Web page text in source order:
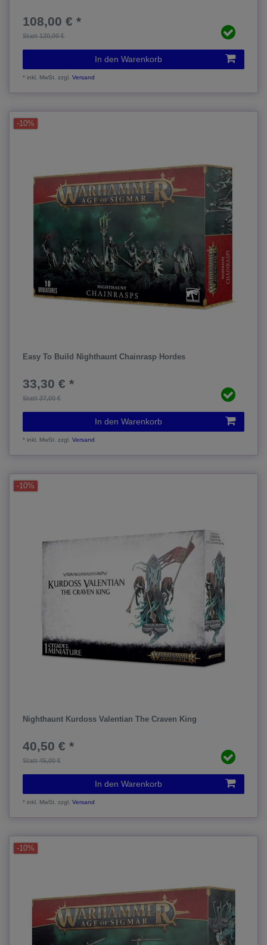
Statt 120,00 €
108,00 € *
In den Warenkorb
*inkl. MwSt. zzgl.Versand
-10%
Easy To Build Nighthaunt Chainrasp Hordes
Statt 37,00 €
33,30 € *
In den Warenkorb
*inkl. MwSt. zzgl.Versand
-10%
Nighthaunt Kurdoss Valentian The Craven King
Statt 45,00 €
40,50 € *
In den Warenkorb
*inkl. MwSt. zzgl.Versand
-10%